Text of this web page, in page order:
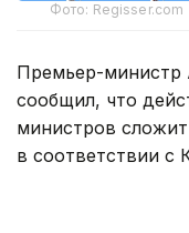
Фото: Regisser.com
Премьер-
сообщил, что
министров
в соответствии с